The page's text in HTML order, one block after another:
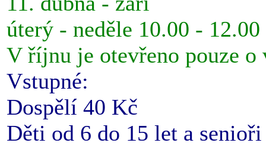
úterý - neděle 10.00 -
V říjnu je otevřeno pouze o
Vstupné:
Dospělí 40 Kč
Děti od 6 do 15 let a